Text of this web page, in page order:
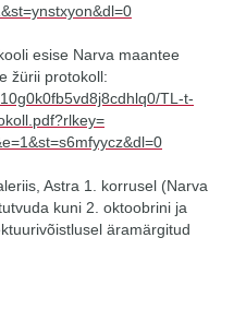
st=ynstxyon&dl=0
esise Narva maantee
žürii protokoll:
TL-t-
st=s6mfyycz&dl=0
Astra 1. korrusel (Narva
kuni 2. oktoobrini ja
äramärgitud